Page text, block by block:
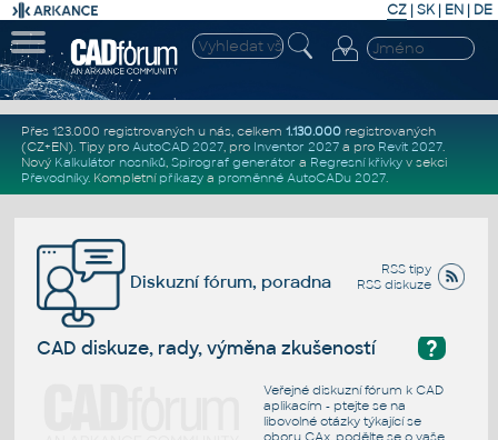
CZ | SK| EN | DE
Přes 123.000 registrovaných u nás, celkem 1.130.000registrovaných
(CZ+EN). Tipy pro AutoCAD 2027, pro Inventor 2027a pro Revit 2027.
Nový Kalkulátor nosníků, Spirograf generátor a Regresní křivkyv sekci
Převodníky. Kompletní příkazya proměnné AutoCADu 2027.
RSS tipy
RSS diskuze
Diskuzní fórum, poradna
?
CAD diskuze, rady, výměna zkušeností
Veřejné diskuzní fórum k CAD
aplikacím - ptejte se na
libovolné otázky týkající se
oboru CAx, podělte se o vaše